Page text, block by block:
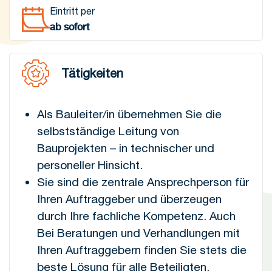
Eintritt per
ab sofort
Tätigkeiten
Als Bauleiter/in übernehmen Sie die
selbstständige Leitung von
Bauprojekten – in technischer und
personeller Hinsicht.
Sie sind die zentrale Ansprechperson für
Ihren Auftraggeber und überzeugen
durch Ihre fachliche Kompetenz. Auch
Bei Beratungen und Verhandlungen mit
Ihren Auftraggebern finden Sie stets die
beste Lösung für alle Beteiligten.